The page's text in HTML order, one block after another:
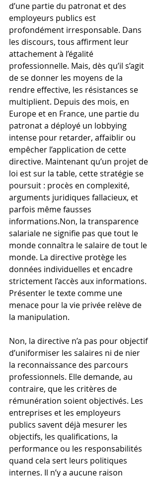
d’une partie du patronat et des
employeurs publics est
profondément irresponsable. Dans
les discours, tous affirment leur
attachement à l’égalité
professionnelle. Mais, dès qu’il s’agit
de se donner les moyens de la
rendre effective, les résistances se
multiplient. Depuis des mois, en
Europe et en France, une partie du
patronat a déployé un lobbying
intense pour retarder, affaiblir ou
empêcher l’application de cette
directive. Maintenant qu’un projet de
loi est sur la table, cette stratégie se
poursuit : procès en complexité,
arguments juridiques fallacieux, et
parfois même fausses
informations.Non, la transparence
salariale ne signifie pas que tout le
monde connaîtra le salaire de tout le
monde. La directive protège les
données individuelles et encadre
strictement l’accès aux informations.
Présenter le texte comme une
menace pour la vie privée relève de
la manipulation.
Non, la directive n’a pas pour objectif
d’uniformiser les salaires ni de nier
la reconnaissance des parcours
professionnels. Elle demande, au
contraire, que les critères de
rémunération soient objectivés. Les
entreprises et les employeurs
publics savent déjà mesurer les
objectifs, les qualifications, la
performance ou les responsabilités
quand cela sert leurs politiques
internes. Il n’y a aucune raison